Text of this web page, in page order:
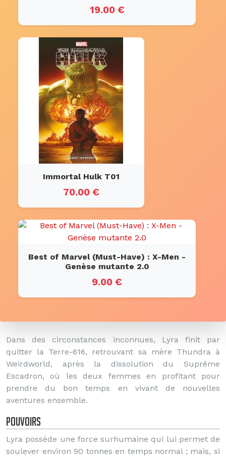
19.00 €
Immortal Hulk T01
70.00 €
Best of Marvel (Must-Have) : X-Men -
Genèse mutante 2.0
9.00 €
Dans des circonstances inconnues, Lyra finit par
quitter la Terre-616, retrouvant sa mère Thundra à
Weirdworld, après la dissolution du Suprême
Escadron, où les deux femmes en profitant pour
prendre du bon temps en vivant de nouvelles
aventures ensemble.
Pouvoirs
Lyra possède une force surhumaine qui lui permet de
soulever environ 90 tonnes en temps normal ; mais, si